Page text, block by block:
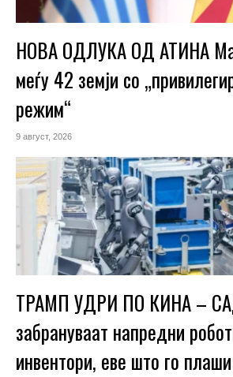
НОВА ОДЛУКА ОД АТИНА
меѓу 42 земји со
режим“
9 август, 2026
ТРАМП УДРИ ПО КИНА –
забрануваат напредни
инвентори, еве што го